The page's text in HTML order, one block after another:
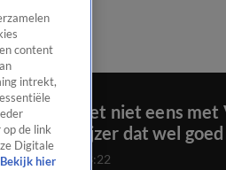
Johan is het niet eens
Mona Keijzer dat wel
7 feb 2022, 23:22
content
intrekt,
de link
Digitale
Bekijk hier